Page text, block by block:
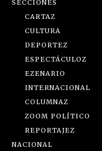
SECCIONES
CARTAZ
CULTURA
DEPORTEZ
ESPECTÁCULOZ
EZENARIO
INTERNACIONAL
COLUMNAZ
ZOOM POLÍTICO
REPORTAJEZ
NACIONAL